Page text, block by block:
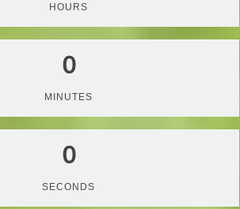
HOURS
0
MINUTES
0
SECONDS